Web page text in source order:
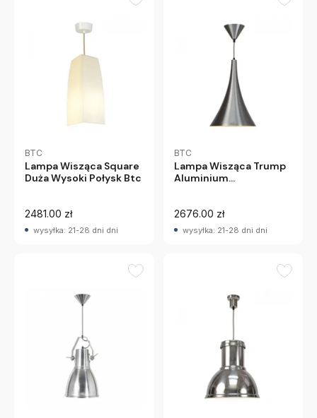
BTC
Lampa Wisząca Square
Duża Wysoki Połysk Btc
2481.00 zł
wysyłka: 21-28 dni dni
BTC
Lampa Wisząca Trump
Aluminium
2676.00 zł
wysyłka: 21-28 dni dni